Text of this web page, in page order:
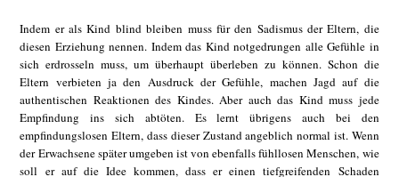
Indem er als Kind blind bleiben muss für den Sadismus der Eltern, die
diesen Erziehung nennen. Indem das Kind notgedrungen alle Gefühle in
sich erdrosseln muss, um überhaupt überleben zu können. Schon die
Eltern verbieten ja den Ausdruck der Gefühle, machen Jagd auf die
authentischen Reaktionen des Kindes. Aber auch das Kind muss jede
Empfindung ins sich abtöten. Es lernt übrigens auch bei den
empfindungslosen Eltern, dass dieser Zustand angeblich normal ist. Wenn
der Erwachsene später umgeben ist von ebenfalls fühllosen Menschen, wie
soll er auf die Idee kommen, dass er einen tiefgreifenden Schaden